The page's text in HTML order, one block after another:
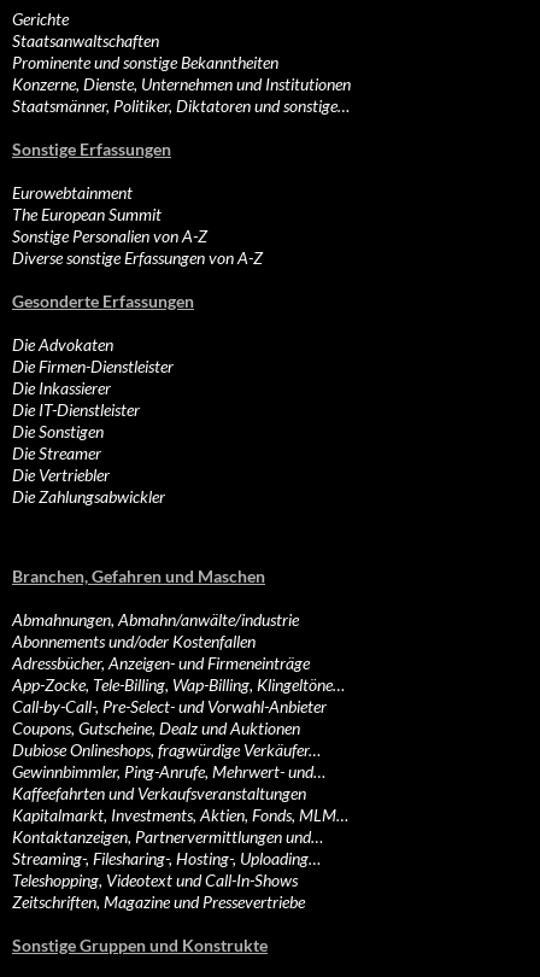
Gerichte
Staatsanwaltschaften
Prominente und sonstige Bekanntheiten
Konzerne, Dienste, Unternehmen und Institutionen
Staatsmänner, Politiker, Diktatoren und sonstige…
Sonstige Erfassungen
Eurowebtainment
The European Summit
Sonstige Personalien von A-Z
Diverse sonstige Erfassungen von A-Z
Gesonderte Erfassungen
Die Advokaten
Die Firmen-Dienstleister
Die Inkassierer
Die IT-Dienstleister
Die Sonstigen
Die Streamer
Die Vertriebler
Die Zahlungsabwickler
Branchen, Gefahren und Maschen
Abmahnungen, Abmahn/anwälte/industrie
Abonnements und/oder Kostenfallen
Adressbücher, Anzeigen- und Firmeneinträge
App-Zocke, Tele-Billing, Wap-Billing, Klingeltöne…
Call-by-Call-, Pre-Select- und Vorwahl-Anbieter
Coupons, Gutscheine, Dealz und Auktionen
Dubiose Onlineshops, fragwürdige Verkäufer…
Gewinnbimmler, Ping-Anrufe, Mehrwert- und…
Kaffeefahrten und Verkaufsveranstaltungen
Kapitalmarkt, Investments, Aktien, Fonds, MLM…
Kontaktanzeigen, Partnervermittlungen und…
Streaming-, Filesharing-, Hosting-, Uploading…
Teleshopping, Videotext und Call-In-Shows
Zeitschriften, Magazine und Pressevertriebe
Sonstige Gruppen und Konstrukte